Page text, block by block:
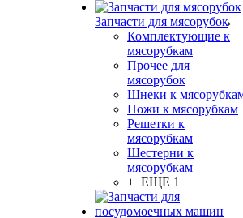
Запчасти для мясорубок
Комплектующие к
мясорубкам
Прочее для
мясорубок
Шнеки к
Ножи к мясорубкам
Решетки к
мясорубкам
Шестерни к
мясорубкам
+ ЕЩЕ 1